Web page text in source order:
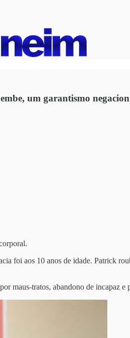
um garantismo
foi aos 10 anos de idade. Patrick
maus-tratos, abandono de incapaz